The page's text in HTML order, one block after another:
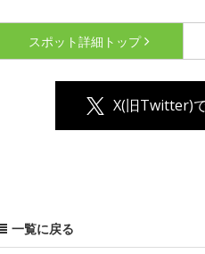
スポット詳細 トップ
X(旧Twitter)
一覧に戻る